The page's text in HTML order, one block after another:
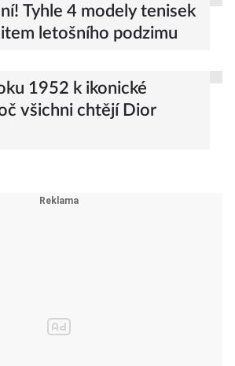
Tyhle 4 modely tenisek
letošního podzimu
1952 k ikonické
všichni chtějí Dior